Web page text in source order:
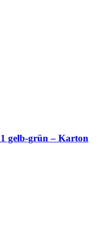
gelb-grün – Karton